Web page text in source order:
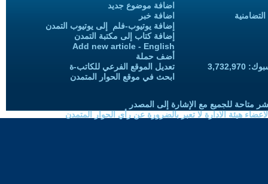
اضافة موضوع جديد
اضافة خبر
إضافة يوتيوب-فلم إلى يوتيوب التمدن
إضافة كتاب إلى مكتبة التمدن
Add new article - English
أضف حملة
تعديل الموقع الفرعي للكاتب-ة
ابحث في موقع الحوار المتمدن
متاحة للجميع مع الإشارة إلى المصدر
هيئة الادارة لا تعبر بالضرورة عن رأي الحوار المتمدن